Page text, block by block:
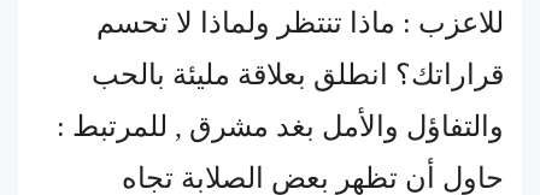
للاعزب : ماذا تنتظر ولماذا لا تحسم
قراراتك؟ انطلق بعلاقة مليئة بالحب
والتفاؤل والأمل بغد مشرق , للمرتبط :
حاول أن تظهر بعض الصلابة تجاه